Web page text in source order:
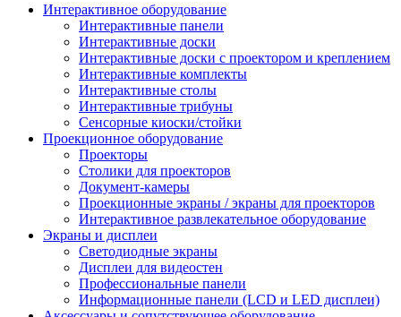
Интерактивное оборудование
Интерактивные панели
Интерактивные доски
Интерактивные доски с проектором и креплением
Интерактивные комплекты
Интерактивные столы
Интерактивные трибуны
Сенсорные киоски/стойки
Проекционное оборудование
Проекторы
Столики для проекторов
Документ-камеры
Проекционные экраны / экраны для проекторов
Интерактивное развлекательное оборудование
Экраны и дисплеи
Светодиодные экраны
Дисплеи для видеостен
Профессиональные панели
Информационные панели (LCD и LED дисплеи)